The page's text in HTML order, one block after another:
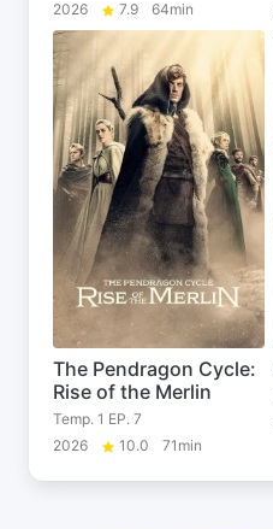
2026
7.9 64min
The Pendragon Cycle:
Rise of the Merlin
Temp. 1 EP. 7
2026
10.0 71min